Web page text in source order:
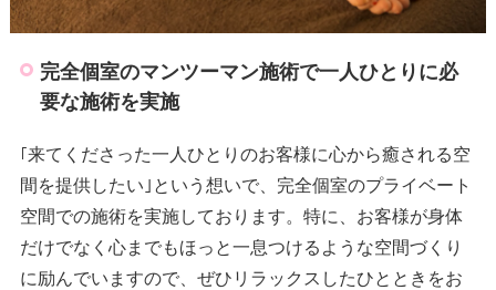
完全個室のマンツーマン施術で一人ひとりに必
要な施術を実施
｢ 来てくださった一人ひとりのお客様に心から癒される空
間を提供したい｣という想いで、完全個室のプライベート
空間での施術を実施しております。特に、お客様が身体
だけでなく心までもほっと一息つけるような空間づくり
に励んでいますので、ぜひリラックスしたひとときをお